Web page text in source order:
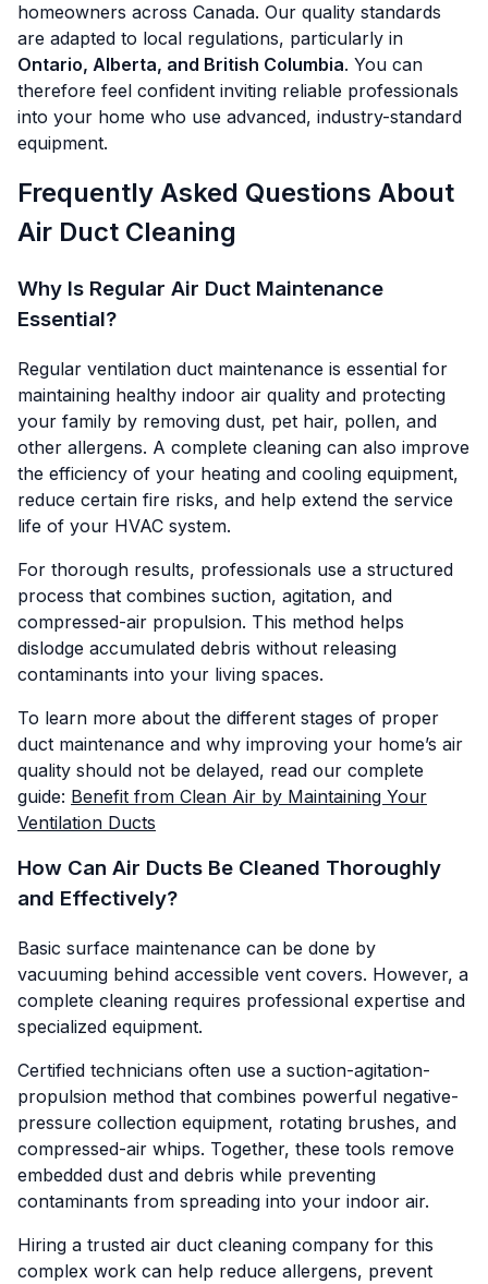
homeowners across Canada. Our quality standards
are adapted to local regulations, particularly in
Ontario, Alberta, and British Columbia. You can
therefore feel confident inviting reliable professionals
into your home who use advanced, industry-standard
equipment.
Frequently Asked Questions About
Air Duct Cleaning
Why Is Regular Air Duct Maintenance
Essential?
Regular ventilation duct maintenance is essential for
maintaining healthy indoor air quality and protecting
your family by removing dust, pet hair, pollen, and
other allergens. A complete cleaning can also improve
the efficiency of your heating and cooling equipment,
reduce certain fire risks, and help extend the service
life of your HVAC system.
For thorough results, professionals use a structured
process that combines suction, agitation, and
compressed-air propulsion. This method helps
dislodge accumulated debris without releasing
contaminants into your living spaces.
To learn more about the different stages of proper
duct maintenance and why improving your home’s air
quality should not be delayed, read our complete
guide: Benefit from Clean Air by Maintaining Your
Ventilation Ducts
How Can Air Ducts Be Cleaned Thoroughly
and Effectively?
Basic surface maintenance can be done by
vacuuming behind accessible vent covers. However, a
complete cleaning requires professional expertise and
specialized equipment.
Certified technicians often use a suction-agitation-
propulsion method that combines powerful negative-
pressure collection equipment, rotating brushes, and
compressed-air whips. Together, these tools remove
embedded dust and debris while preventing
contaminants from spreading into your indoor air.
Hiring a trusted air duct cleaning company for this
complex work can help reduce allergens, prevent